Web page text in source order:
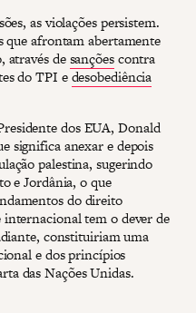
as violações persistem.
que afrontam abertamente
através desançõescontra
do TPI edesobediência
dos EUA, Donald
significa anexar e depois
palestina, sugerindo
e Jordânia, o que
do direito
tem o dever de
constituiriam uma
e dos princípios
das Nações Unidas.